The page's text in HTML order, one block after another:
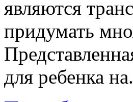
являются
придумать
для ребенка